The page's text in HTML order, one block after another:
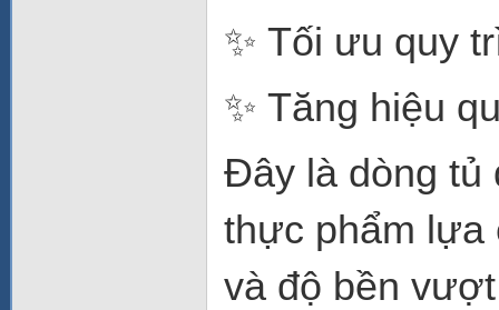
✨ Tối ưu quy
✨ Tăng hiệu
Đây là dòng tủ
thực phẩm lựa
và độ bền